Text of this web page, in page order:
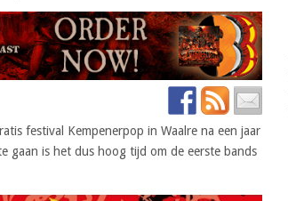
festival Kempenerpop in Waalre na een jaar
gaan is het dus hoog tijd om de eerste bands